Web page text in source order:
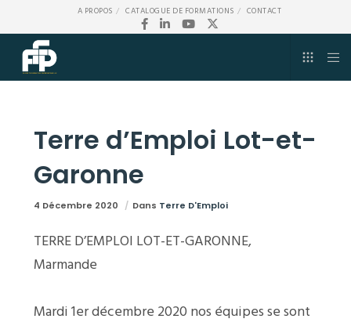
A PROPOS CATALOGUE DE FORMATIONS CONTACT
Terre d’Emploi Lot-et-
Garonne
4 Décembre 2020 Dans Terre D'Emploi
TERRE D’EMPLOI LOT-ET-GARONNE,
Marmande
Mardi 1er décembre 2020 nos équipes se sont